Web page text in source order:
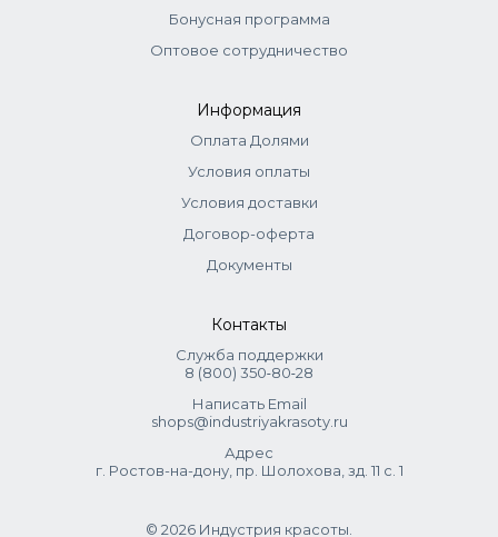
Бонусная программа
Оптовое сотрудничество
Информация
Оплата Долями
Условия оплаты
Условия доставки
Договор-оферта
Документы
Контакты
Служба поддержки
8 (800) 350‑80‑28
Написать Email
shops@industriyakrasoty.ru
Адрес
г. Ростов-на-дону, пр. Шолохова, зд. 11 с. 1
© 2026 Индустрия красоты.